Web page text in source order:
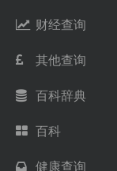
财经查询
其他查询
百科辞典
百科
健康查询